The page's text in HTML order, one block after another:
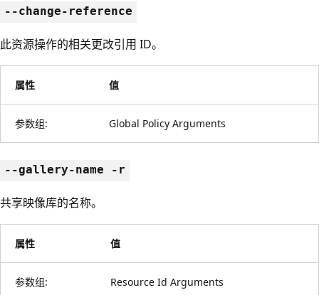
--change-reference
此资源操作的相关更改引用 ID。
属性 值
参数组: Global Policy Arguments
--gallery-name -r
共享映像库的名称。
属性 值
参数组: Resource Id Arguments